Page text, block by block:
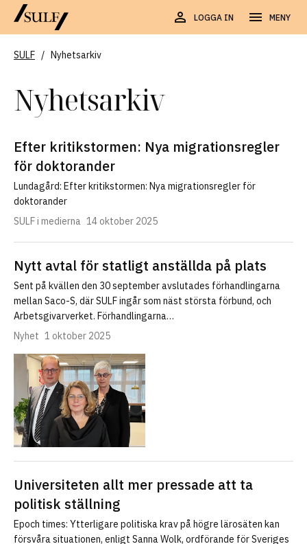
LOGGA IN MENY
SULF / Nyhetsarkiv
Nyhetsarkiv
Efter kritikstormen: Nya migrationsregler
för doktorander
Lundagård: Efter kritikstormen: Nya migrationsregler för
doktorander
SULF i medierna 14 oktober 2025
Nytt avtal för statligt anställda på plats
Sent på kvällen den 30 september avslutades förhandlingarna
mellan Saco-S, där SULF ingår som näst största förbund, och
Arbetsgivarverket. Förhandlingarna…
Nyhet 1 oktober 2025
Universiteten allt mer pressade att ta
politisk ställning
Epoch times: Ytterligare politiska krav på högre lärosäten kan
försvåra situationen, enligt Sanna Wolk, ordförande för Sveriges